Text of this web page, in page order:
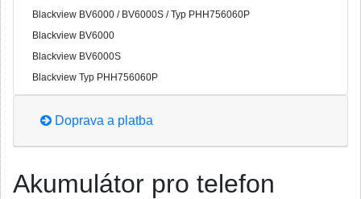
Blackview BV6000 / BV6000S / Typ PHH756060P
Blackview BV6000
Blackview BV6000S
Blackview Typ PHH756060P
Doprava a platba
Akumulátor pro telefon